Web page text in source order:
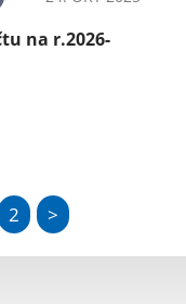
na r.2026-
2 >